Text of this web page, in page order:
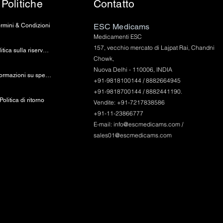
Politiche
& Condizioni
politica sulla riservatezza
Informazioni su spedizione e pagamento
Politica di ritorno
Contatto
ESC Medicams
Medicamenti ESC
157, vecchio mercato di Lajpat Rai, Chandni
Chowk,
Nuova Delhi - 110006, INDIA
+91-9818100144 / 8882664945
+91-9818700144 / 8882441190.
Vendite: +91-7217838586
+91-11-23866777
E-mail: info@escmedicams.com/
sales01@escmedicams.com